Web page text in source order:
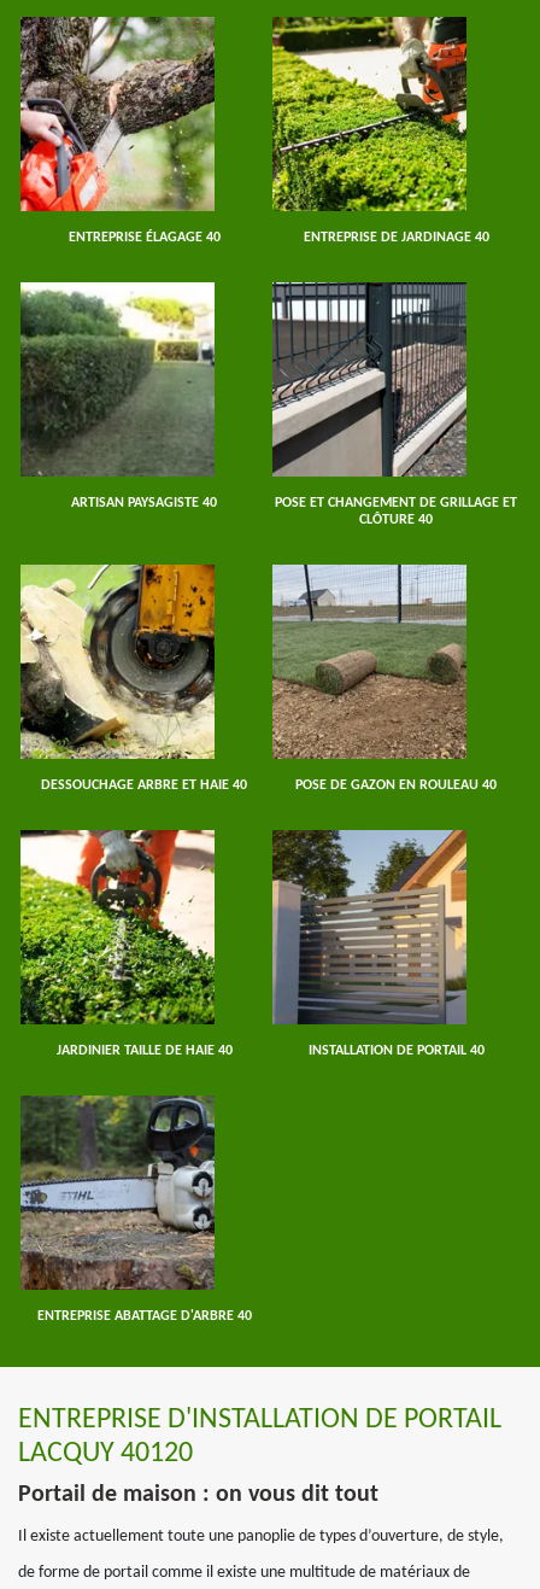
ENTREPRISE ÉLAGAGE 40 ENTREPRISE DE JARDINAGE 40
ARTISAN PAYSAGISTE 40
POSE ET CHANGEMENT DE GRILLAGE ET
CLÔTURE 40
DESSOUCHAGE ARBRE ET HAIE 40 POSE DE GAZON EN ROULEAU 40
JARDINIER TAILLE DE HAIE 40 INSTALLATION DE PORTAIL 40
ENTREPRISE ABATTAGE D'ARBRE 40
ENTREPRISE D'INSTALLATION DE PORTAIL
LACQUY 40120
Portail de maison : on vous dit tout
Il existe actuellement toute une panoplie de types d’ouverture, de style,
de forme de portail comme il existe une multitude de matériaux de